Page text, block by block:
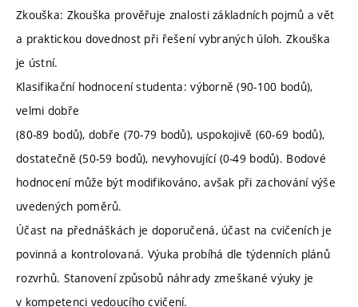
Zkouška: Zkouška prověřuje znalosti základních pojmů a vět
a praktickou dovednost při řešení vybraných úloh. Zkouška
je ústní.
Klasifikační hodnocení studenta: výborně (90-100 bodů),
velmi dobře
(80-89 bodů), dobře (70-79 bodů), uspokojivě (60-69 bodů),
dostatečně (50-59 bodů), nevyhovující (0-49 bodů). Bodové
hodnocení může být modifikováno, avšak při zachování výše
uvedených poměrů.
Účast na přednáškách je doporučená, účast na cvičeních je
povinná a kontrolovaná. Výuka probíhá dle týdenních plánů
rozvrhů. Stanovení způsobů náhrady zmeškané výuky je
v kompetenci vedoucího cvičení.